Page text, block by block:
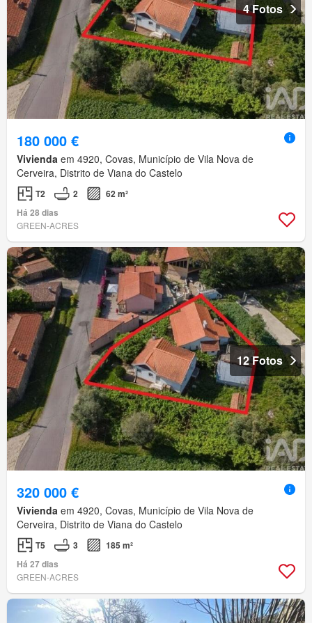
4 Fotos
180 000 €
Vivienda em 4920, Covas, Município de Vila Nova de
Cerveira, Distrito de Viana do Castelo
T2 2
62 m²
Há 28 dias
GREEN-ACRES
12 Fotos
320 000 €
Vivienda em 4920, Covas, Município de Vila Nova de
Cerveira, Distrito de Viana do Castelo
T5 3
185 m²
Há 27 dias
GREEN-ACRES